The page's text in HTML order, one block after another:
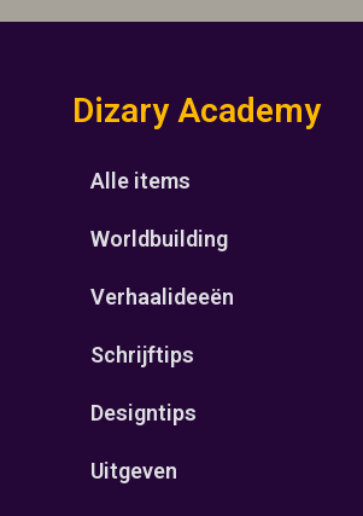
Dizary Academy
Alle items
Worldbuilding
Verhaalideeën
Schrijftips
Designtips
Uitgeven